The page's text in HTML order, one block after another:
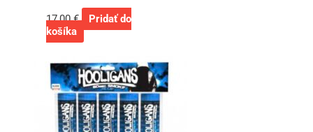
17,00€
Pridať do
košíka